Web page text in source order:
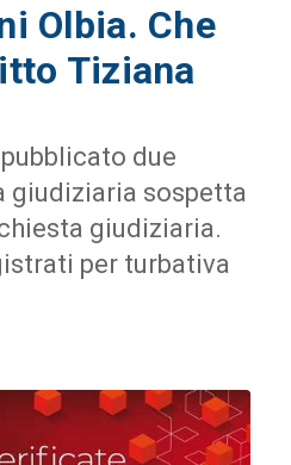
Olbia. Che
Tiziana
due
giudiziaria sospetta
giudiziaria.
per turbativa